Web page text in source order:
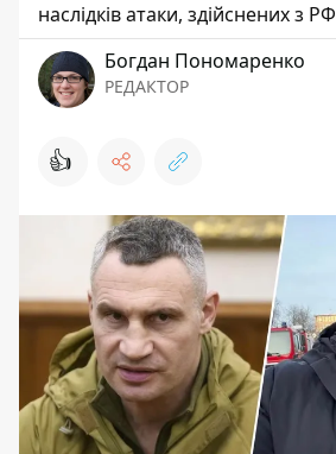
наслідків атаки, здійснених з РФ
Богдан Пономаренко
РЕДАКТОР
👍